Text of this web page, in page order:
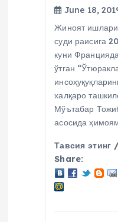
June 18,
Жиноят ишлари
суди раисига
куни
ўтган
халқаро
Мўътабар
асосида
Тавсия
Share: